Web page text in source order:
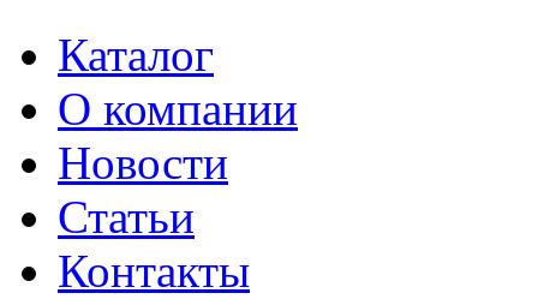
Каталог
О компании
Новости
Статьи
Контакты